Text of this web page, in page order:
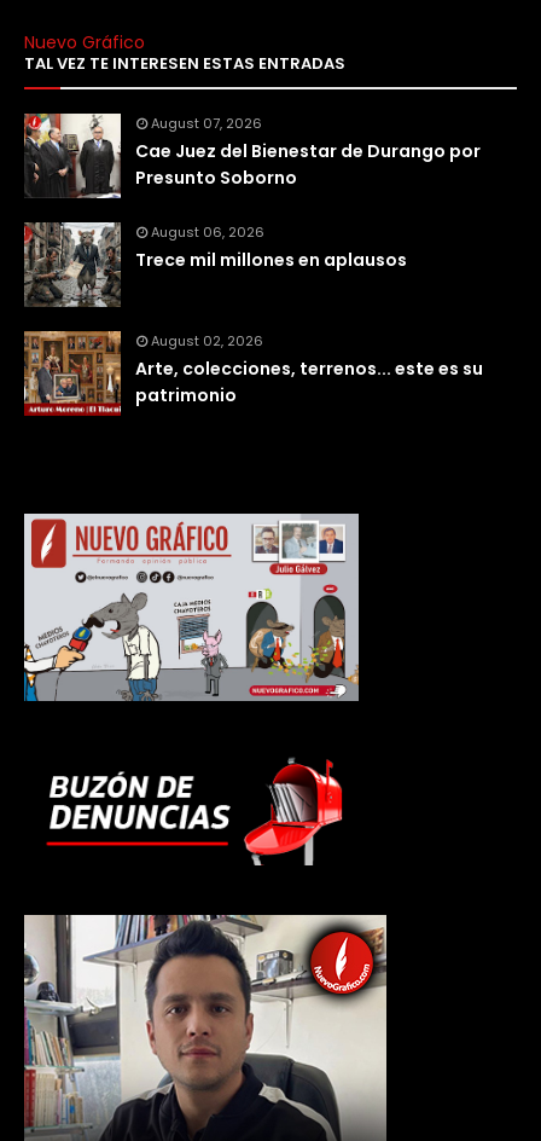
Nuevo Gráfico
TAL VEZ TE INTERESEN ESTAS ENTRADAS
August 07, 2026
Cae Juez del Bienestar de Durango por
Presunto Soborno
August 06, 2026
Trece mil millones en aplausos
August 02, 2026
Arte, colecciones, terrenos... este es su
patrimonio